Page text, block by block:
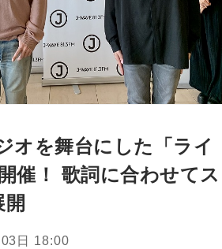
オを舞台にした「ライ
催！ 歌詞に合わせてス
開
日 18:00